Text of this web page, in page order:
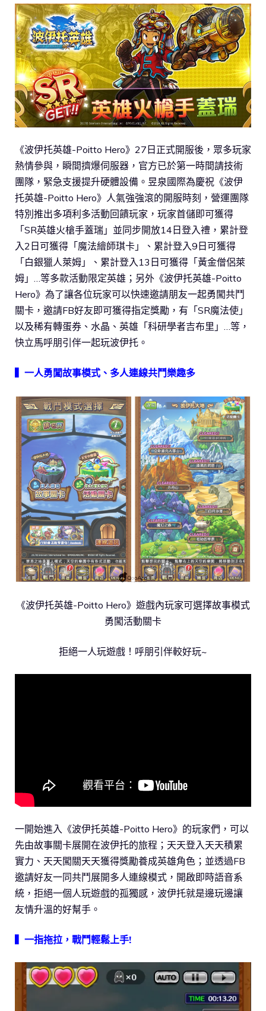
《波伊托英雄-Poitto Hero》27日正式開服後，眾多玩家
熱情參與，瞬間擠爆伺服器，官方已於第一時間請技術
團隊，緊急支援提升硬體設備。昱泉國際為慶祝《波伊
托英雄-Poitto Hero》人氣強強滾的開服時刻，營運團隊
特別推出多項利多活動回饋玩家，玩家首儲即可獲得
「SR英雄火槍手蓋瑞」並同步開放14日登入禮，累計登
入2日可獲得「魔法繪師琪卡」、累計登入9日可獲得
「白銀獵人萊姆」、累計登入13日可獲得「黃金僧侶萊
姆」…等多款活動限定英雄；另外《波伊托英雄-Poitto
Hero》為了讓各位玩家可以快速邀請朋友一起勇闖共鬥
關卡，邀請FB好友即可獲得指定獎勵，有「SR魔法使」
以及稀有轉蛋券、水晶、英雄「科研學者吉布里」…等，
快立馬呼朋引伴一起玩波伊托。
▍一人勇闖故事模式、多人連線共鬥樂趣多
《波伊托英雄-Poitto Hero》遊戲內玩家可選擇故事模式
勇闖活動關卡
拒絕一人玩遊戲！呼朋引伴較好玩~
一開始進入《波伊托英雄-Poitto Hero》的玩家們，可以
先由故事關卡展開在波伊托的旅程；天天登入天天積累
實力、天天闖關天天獲得獎勵養成英雄角色；並透過FB
邀請好友一同共鬥展開多人連線模式，開啟即時語音系
統，拒絕一個人玩遊戲的孤獨感，波伊托就是邊玩邊讓
友情升溫的好幫手。
▍一指拖拉，戰鬥輕鬆上手!